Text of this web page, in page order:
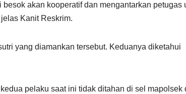
akan kooperatif dan mengantarkan petugas
Kanit Reskrim.
yang diamankan tersebut. Keduanya diketahui
pelaku saat ini tidak ditahan di sel mapolsek